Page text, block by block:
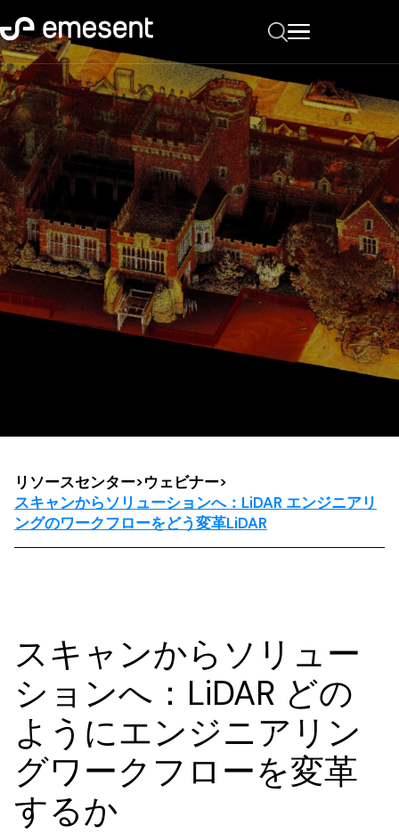
リソースセンター>ウェビナー>
スキャンからソリューションへ：LiDAR エンジニアリ
ングのワークフローをどう変革LiDAR
スキャンからソリュー
ションへ：LiDAR どの
ようにエンジニアリン
グワークフローを変革
するか